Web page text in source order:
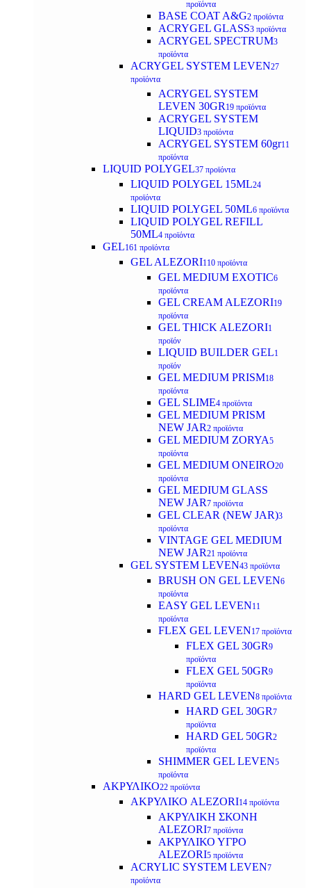
προϊόντα
BASE COAT A&G2 προϊόντα
ACRYGEL GLASS3 προϊόντα
ACRYGEL SPECTRUM3
προϊόντα
ACRYGEL SYSTEM LEVEN27
προϊόντα
ACRYGEL SYSTEM
LEVEN 30GR 19 προϊόντα
ACRYGEL SYSTEM
LIQUID3 προϊόντα
ACRYGEL SYSTEM 60gr11
προϊόντα
LIQUID POLYGEL37 προϊόντα
LIQUID POLYGEL 15ML24
προϊόντα
LIQUID POLYGEL 50ML6 προϊόντα
LIQUID POLYGEL REFILL
50ML4 προϊόντα
GEL161 προϊόντα
GEL ALEZORI110 προϊόντα
GEL MEDIUM EXOTIC6
προϊόντα
GEL CREAM ALEZORI19
προϊόντα
GEL THICK ALEZORI1
προϊόν
LIQUID BUILDER GEL1
προϊόν
GEL MEDIUM PRISM18
προϊόντα
GEL SLIME4 προϊόντα
GEL MEDIUM PRISM
NEW JAR2 προϊόντα
GEL MEDIUM ZORYA5
προϊόντα
GEL MEDIUM ONEIRO20
προϊόντα
GEL MEDIUM GLASS
NEW JAR7 προϊόντα
GEL CLEAR (NEW JAR)3
προϊόντα
VINTAGE GEL MEDIUM
NEW JAR21 προϊόντα
GEL SYSTEM LEVEN43 προϊόντα
BRUSH ON GEL LEVEN6
προϊόντα
EASY GEL LEVEN11
προϊόντα
FLEX GEL LEVEN17 προϊόντα
FLEX GEL 30GR9
προϊόντα
FLEX GEL 50GR9
προϊόντα
HARD GEL LEVEN8 προϊόντα
HARD GEL 30GR7
προϊόντα
HARD GEL 50GR2
προϊόντα
SHIMMER GEL LEVEN5
προϊόντα
ΑΚΡΥΛΙΚΟ22 προϊόντα
ΑΚΡΥΛΙΚΟ ALEZORI14 προϊόντα
ΑΚΡΥΛΙΚΗ ΣΚΟΝΗ
ALEZORI7 προϊόντα
ΑΚΡΥΛΙΚΟ ΥΓΡΟ
ALEZORI5 προϊόντα
ACRYLIC SYSTEM LEVEN7
προϊόντα